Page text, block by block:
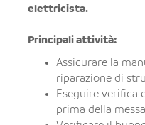
DE
ES
elettricista.
Principali attività:
Assicurare la
riparazione di
Eseguire verifica
prima della